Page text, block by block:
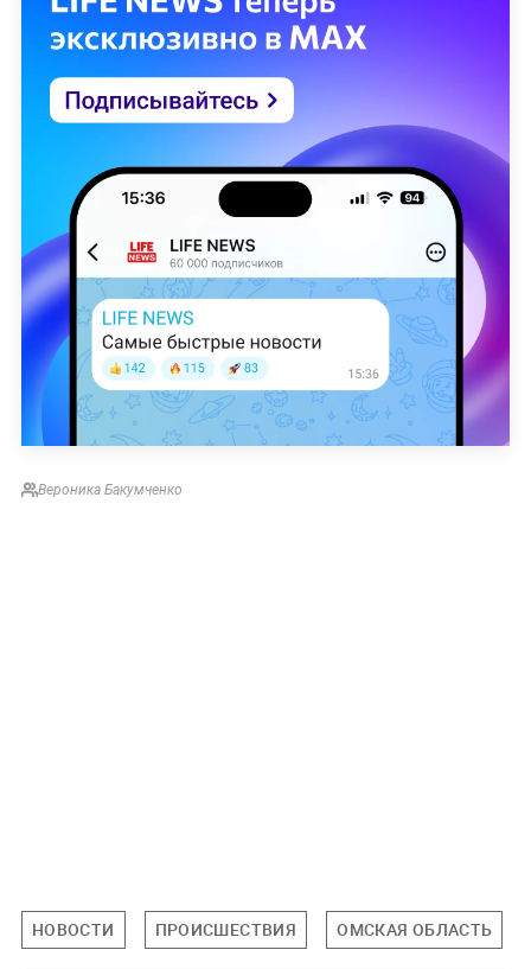
Вероника Бакумченко
НОВОСТИ ПРОИСШЕСТВИЯ ОМСКАЯ ОБЛАСТЬ